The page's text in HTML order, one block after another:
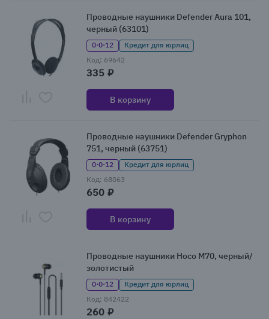
Проводные наушники Defender Aura 101,
черный (63101)
0·0·12
Кредит для юрлиц
Код: 69642
335 ₽
В корзину
Проводные наушники Defender Gryphon
751, черный (63751)
0·0·12
Кредит для юрлиц
Код: 68063
650 ₽
В корзину
Проводные наушники Hoco M70, черный/
золотистый
0·0·12
Кредит для юрлиц
Код: 842422
260 ₽